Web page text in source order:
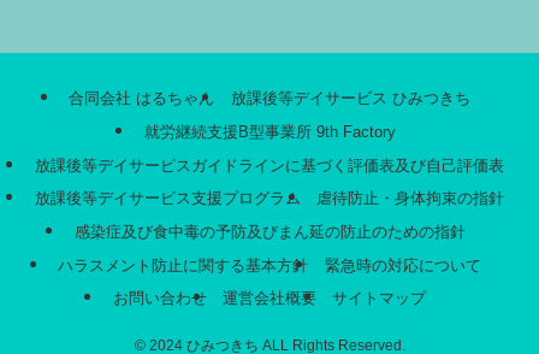
合同会社 はるちゃん
放課後等デイサービス ひみつきち
就労継続支援B型事業所 9th Factory
放課後等デイサービスガイドラインに基づく評価表及び自己評価表
放課後等デイサービス支援プログラム
虐待防止・身体拘束の指針
感染症及び食中毒の予防及びまん延の防止のための指針
ハラスメント防止に関する基本方針
緊急時の対応について
お問い合わせ
運営会社概要 サイトマップ
©2024 ひみつきち ALL Rights Reserved.